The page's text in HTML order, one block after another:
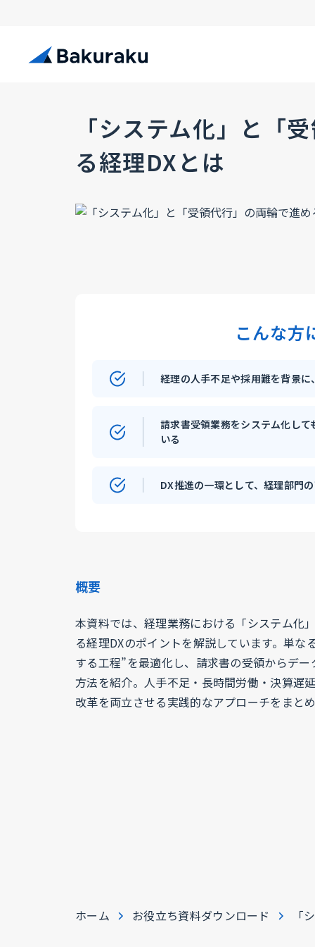
「システム化」と「
る経理DXとは
こんな方
経理の人手不足や採用難を背景
請求書受領業務をシステム化し
いる
DX推進の一環として、経理部門
概要
本資料では、経理業務における「システム化
る経理DXのポイントを解説しています。単
する工程”を最適化し、請求書の受領からデ
方法を紹介。人手不足・長時間労働・決算遅
改革を両立させる実践的なアプローチをまとめ
ホーム お役立ち資料ダウンロード 「